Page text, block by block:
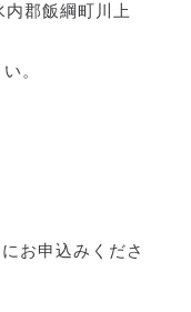
郡飯綱町川上
。
お申込みくださ